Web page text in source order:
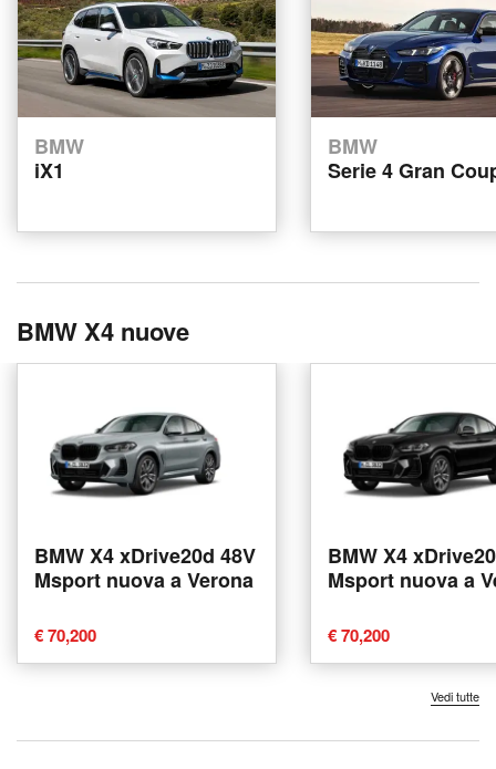
BMW
iX1
BMW
Serie 4 Gran
BMW X4 nuove
BMW X4 xDrive20d 48V
Msport nuova a Verona
€ 70,200
BMW X4
Msport nuova a
€ 70,200
Vedi tutte